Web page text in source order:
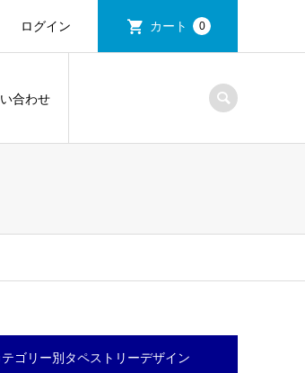
ログイン カート 0
合わせ
テゴリー別タペストリーデザイン